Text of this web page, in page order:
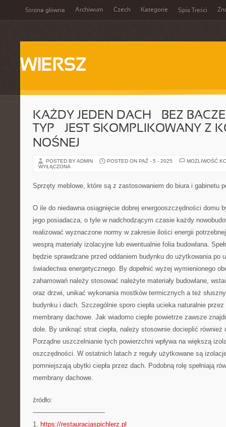
Strona główna Archiwum Czech Kategorie Spis Treści
WIERSZ
KAŻDY JEDEN DACH – BEZ
TYP – JEST SKOMPLIKOWANY Z
NOŚNEJ
POSTED BY ADMIN POSTED ON PAŹ - 5 - 2025
MOŻLIWOŚĆ
WYŁĄCZONA
Sprzęty meblowe, które są z zastosowaniem do biura i gabinetu
O ile do niedawna osiągnięcie dobrej energooszczędności domu
jego posiadacza, o tyle w nadchodzącym czasie każdy
realizować wyznaczone normy w zakresie ilości energii
wesprą materiały izolacyjne lub ewentualnie folia budowlana.
będzie sprawdzane przed oddaniem budynku do użytkowania po
świadectwa energetycznego. By dopełnić wyżej wymienionego
zahamowań należy stosować należyte materiały budowlane,
oraz drzwi, unikać wykonania mostków termicznych a też
budynku i dach. Szczególnie sporo ciepła ucieka naturalnie
membrany dachowe. Jak wiadomo ciepłe powietrze zawsze
dole. By uniknąć strat ciepła, należy stosownie docieplić również
Porządne uszczelnianie tych powierzchni wpływa na większą
oszczędności. W ostatnich latach z reguły użytkowane są
pomniejszają ubytki ciepła przez dach. Podobną rolę spełniają
membrany dachowe.
źródło:
———————————
1. https://restauracjaspichlerz.pl